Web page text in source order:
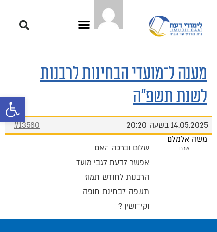
פתח
מענה ל־מועדי הבחינות לרבנות
לשנת תשפ"ה
14.05.2025 בשעה 20:20
#13580
משה אלמלם
אורח
שלום וברכה האם
אפשר לדעת לגבי מועד
הרבנות לחודש תמוז
תשפה לבחינת חופה
וקידושין ?